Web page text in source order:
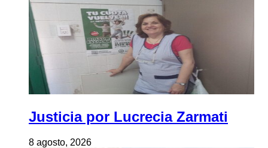
Justicia por Lucrecia Zarmati
8 agosto, 2026